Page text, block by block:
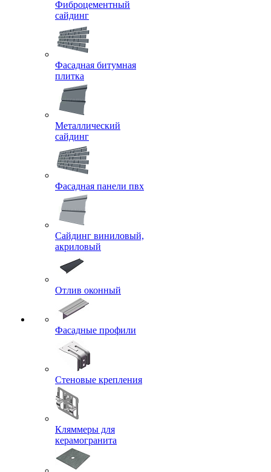
Фиброцементный
сайдинг
Фасадная битумная
плитка
Металлический
сайдинг
Фасадная панели пвх
Сайдинг виниловый,
акриловый
Отлив оконный
Фасадные профили
Стеновые крепления
Кляммеры для
керамогранита